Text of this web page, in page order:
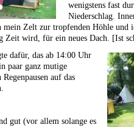
wenigstens fast
Niederschlag.
mein Zelt zur tropfenden Höhle und
Zeit wird, für ein neues Dach. [Ist
dafür, das ab 14:00 Uhr
paar ganz mutige
auf das
gut (vor allem solange es